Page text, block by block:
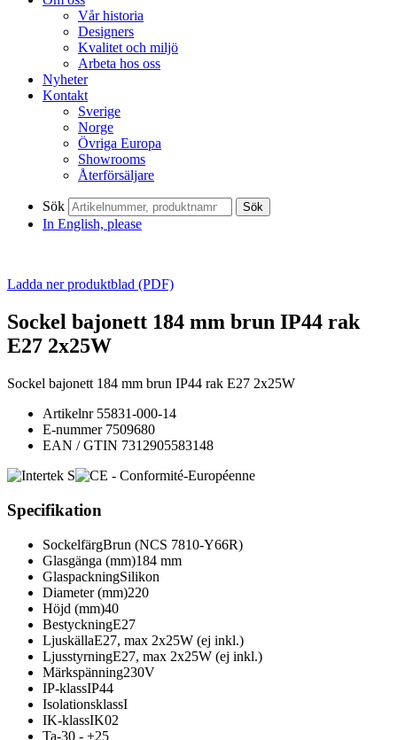
Vår historia
Designers
Kvalitet och miljö
Arbeta hos oss
Nyheter
Kontakt
Sverige
Norge
Övriga Europa
Showrooms
Återförsäljare
Sök Sök
In English, please
Ladda ner produktblad (PDF)
Sockel bajonett 184 mm brun IP44 rak
E27 2x25W
Sockel bajonett 184 mm brun IP44 rak E27 2x25W
Artikelnr55831-000-14
E-nummer7509680
EAN / GTIN 7312905583148
Specifikation
SockelfärgBrun (NCS 7810-Y66R)
Glasgänga (mm)184 mm
GlaspackningSilikon
Diameter (mm)220
Höjd (mm)40
BestyckningE27
LjuskällaE27, max 2x25W (ej inkl.)
LjusstyrningE27, max 2x25W (ej inkl.)
Märkspänning230V
IP-klassIP44
IsolationsklassI
IK-klassIK02
Ta-30 - +25